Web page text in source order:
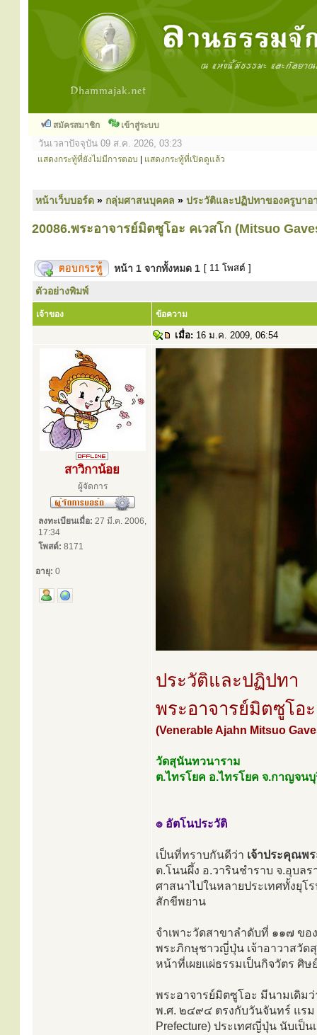
สมัครสมาชิก เข้าสู่ระบบ
วันเวลาปัจจุบัน 09 ส.ค. 2026, 03:23
แสดงกระทู้ที่ยังไม่มีการตอบ แสดงกระทู้ที่เปิดดูแล้ว
หน้าเว็บบอร์ด » กลุ่มศาสนบุคคล » ประวัติและปฏิปทาของครูบาอ
20086.พระอาจารย์มิตซูโอะ คเวสโก (Mitsuo
หน้า 1 จากทั้งหมด 1 [ 11 โพสต์ ]
ตัวอย่างพิมพ์
เจ้าของ ข้อความ
เมื่อ: 16 ม.ค. 2009, 06:54
สาวิกาน้อย
ผู้จัดการ
ลงทะเบียนเมื่อ: 27 มี.ค. 2006,
17:34
โพสต์: 8171
อายุ: 0
ประวัติและปฏิปทา
พระอาจารย์มิตซูโอ
(Venerable Ajahn Mitsuo
วัดสุนันทวนาราม
ต.ไทรโยค อ.ไทรโยค จ.กาญจน
๏ อัตโนประวัติ
เป็นที่ทราบกันดีว่า เจ้าประคุณพ
ต.โนนผึ้ง อ.วารินชำราบ จ.อุบล
ศาสนาไปในหลายประเทศทั้งยุ
สักขีพยาน
จำเพาะวัดสาขาลำดับที่ ๑๑๗ ข
พระภิกษุชาวญี่ปุ่น เจ้าอาวาสวัด
หน้าที่เผยแผ่ธรรมเป็นกิจวัตร ศิ
พระอาจารย์มิตซูโอะ มีนามเดิม
พ.ศ. ๒๔๙๔ ตรงกับวันจันทร์ แรม
Prefecture) ประเทศญี่ปุ่น นับเ